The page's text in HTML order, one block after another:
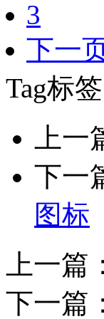
3
下一
Tag标签
上
下一
图标
上一篇：
下一篇：